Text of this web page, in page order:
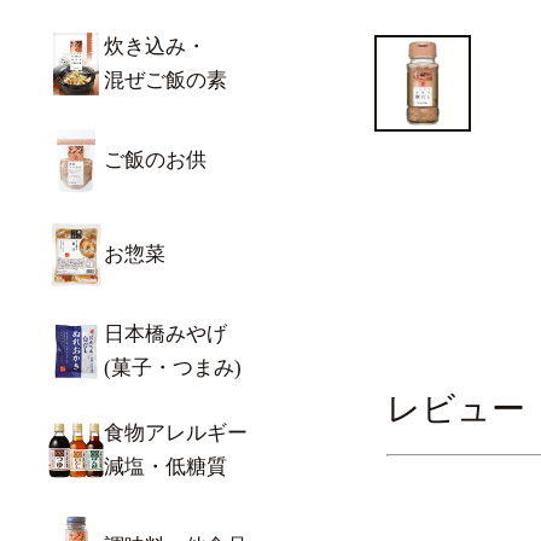
炊き込み・
混ぜご飯の素
ご飯のお供
お惣菜
日本橋みやげ
(菓子・つまみ)
食物アレルギー
減塩・低糖質
レビュー